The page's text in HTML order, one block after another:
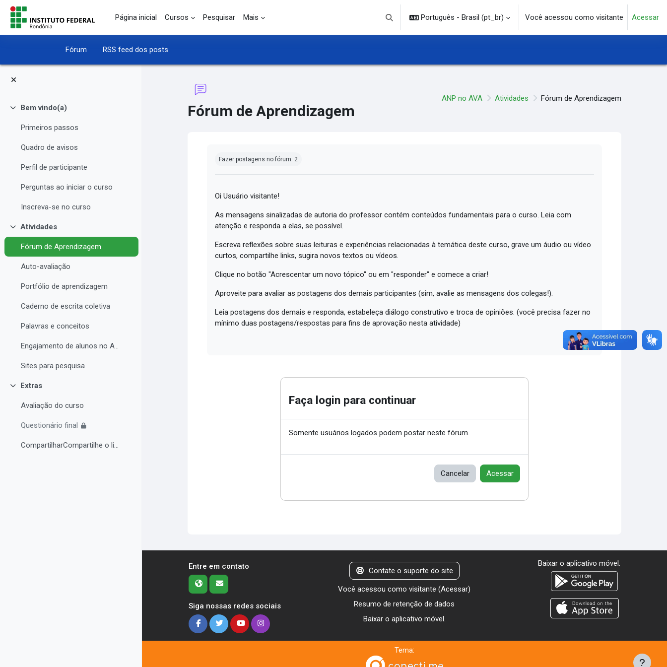
Ir para o conteúdo principal
Página inicial
Cursos Pesquisar Mais
Alternar entrada de pesquisa
Português - Brasil ‎(pt_br)‎ Você acessou como visitante Acessar
Fórum RSS feed dos posts
Contrair
Bem vindo(a)
Primeiros passos
Quadro de avisos
Perfil de participante
Perguntas ao iniciar o curso
Inscreva-se no curso
Contrair
Atividades
Fórum de Aprendizagem
Auto-avaliação
Portfólio de aprendizagem
Caderno de escrita coletiva
Palavras e conceitos
Engajamento de alunos no AVA e Desempenho Acadêmico
Sites para pesquisa
Contrair
Extras
Avaliação do curso
Questionário final
CompartilharCompartilhe o link do curso em suas re...
Fórum de Aprendizagem
ANP no AVA Atividades Fórum de Aprendizagem
Fazer postagens no fórum: 2
Oi Usuário visitante!
As mensagens sinalizadas de autoria do professor contém conteúdos fundamentais para o curso. Leia com
atenção e responda a elas, se possível.
Escreva reflexões sobre suas leituras e experiências relacionadas à temática deste curso, grave um áudio ou vídeo
curtos, compartilhe links, sugira novos textos ou vídeos.
Clique no botão "Acrescentar um novo tópico" ou em "responder" e comece a criar!
Aproveite para avaliar as postagens dos demais participantes (sim, avalie as mensagens dos colegas!).
Leia postagens dos demais e responda, estabeleça diálogo construtivo e troca de opiniões. (você precisa fazer no
mínimo duas postagens/respostas para fins de aprovação nesta atividade)
Faça login para continuar
Somente usuários logados podem postar neste fórum.
Cancelar Acessar
Entre em contato
Siga nossas redes sociais
Contate o suporte do site
Você acessou como visitante (Acessar)
Resumo de retenção de dados
Baixar o aplicativo móvel.
Baixar o aplicativo móvel.
Tema: